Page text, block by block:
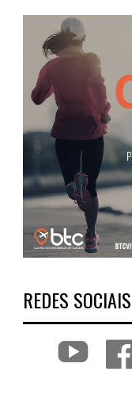
REDES SOCIAIS
YouTube